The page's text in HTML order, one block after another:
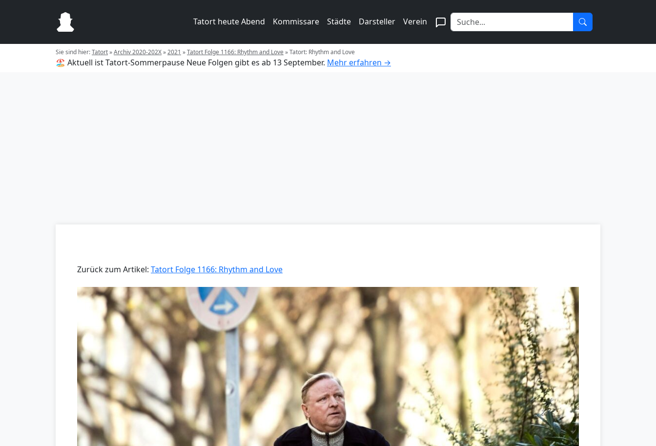
Tatort heute Abend Kommissare Städte Darsteller Verein
Sie sind hier:Tatort»Archiv 2020-202X»2021 »Tatort Folge 1166: Rhythm and Love»Tatort: Rhythm and Love
🏖️ Aktuell ist Tatort-Sommerpause Neue Folgen gibt es ab 13 September. Mehr erfahren →
Zurück zum Artikel: Tatort Folge 1166: Rhythm and Love